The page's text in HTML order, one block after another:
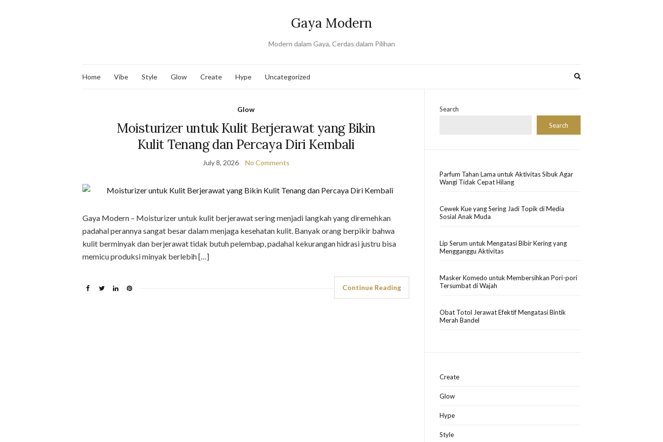
Gaya Modern
Modern dalam Gaya, Cerdas dalam Pilihan
Home Vibe Style Glow Create Hype Uncategorized
Glow
Moisturizer untuk Kulit Berjerawat yang Bikin
Kulit Tenang dan Percaya Diri Kembali
July 8, 2026 No Comments
Gaya Modern – Moisturizer untuk kulit berjerawat sering menjadi langkah yang diremehkan
padahal perannya sangat besar dalam menjaga kesehatan kulit. Banyak orang berpikir bahwa
kulit berminyak dan berjerawat tidak butuh pelembap, padahal kekurangan hidrasi justru bisa
memicu produksi minyak berlebih […]
Continue Reading
Search
Search
Parfum Tahan Lama untuk Aktivitas Sibuk Agar
Wangi Tidak Cepat Hilang
Cewek Kue yang Sering Jadi Topik di Media
Sosial Anak Muda
Lip Serum untuk Mengatasi Bibir Kering yang
Mengganggu Aktivitas
Masker Komedo untuk Membersihkan Pori-pori
Tersumbat di Wajah
Obat Totol Jerawat Efektif Mengatasi Bintik
Merah Bandel
Create
Glow
Hype
Style